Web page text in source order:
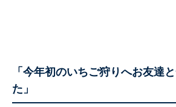
「今年初のいちご狩りへお友達
た」